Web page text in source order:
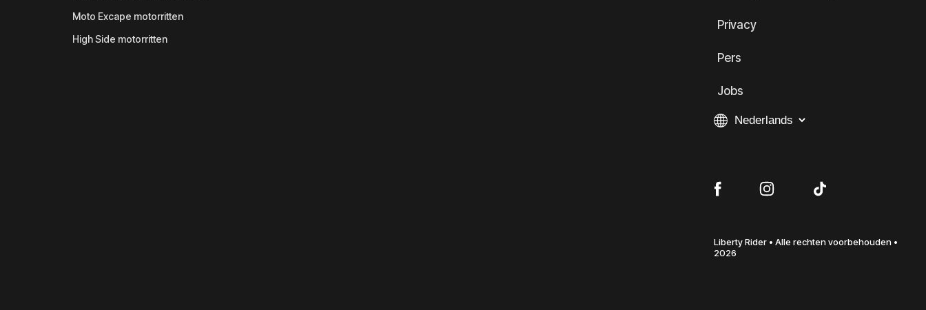
Moto Excape motorritten
High Side motorritten
Privacy
Pers
Jobs
Liberty Rider • Alle rechten voorbehouden •
2026